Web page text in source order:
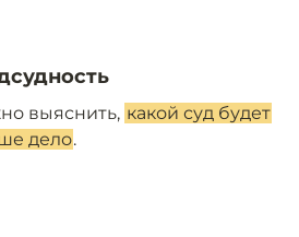
выяснить, какой суд будет
дело.